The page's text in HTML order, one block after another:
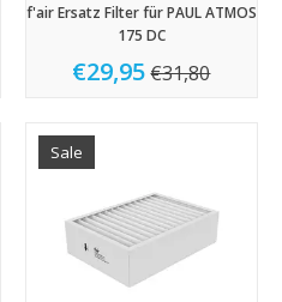
f'air Ersatz Filter für PAUL ATMOS
175 DC
€29,95 €31,80
Sale